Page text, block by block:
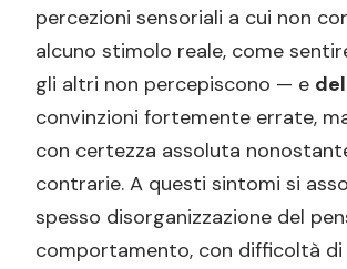
La psicosi si può curare? Uno
d’insieme
Terapia farmacologica
Interventi complementari
Importanza della tempestività
FAQ — Domande frequenti sulla
percezioni sensoriali a cui non
alcuno stimolo reale, come
gli altri non percepiscono — e
convinzioni fortemente errate,
con certezza assoluta
contrarie. A questi sintomi si
spesso disorganizzazione del
comportamento, con difficoltà di